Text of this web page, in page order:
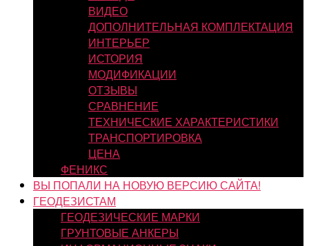
ВИДЕО
ДОПОЛНИТЕЛЬНАЯ КОМПЛЕКТАЦИЯ
ИНТЕРЬЕР
ИСТОРИЯ
МОДИФИКАЦИИ
ОТЗЫВЫ
СРАВНЕНИЕ
ТЕХНИЧЕСКИЕ ХАРАКТЕРИСТИКИ
ТРАНСПОРТИРОВКА
ЦЕНА
ФЕНИКС
ВЫ ПОПАЛИ НА НОВУЮ ВЕРСИЮ САЙТА!
ГЕОДЕЗИСТАМ
ГЕОДЕЗИЧЕСКИЕ МАРКИ
ГРУНТОВЫЕ АНКЕРЫ